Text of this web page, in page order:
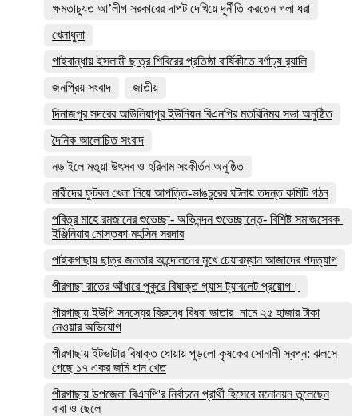
ক্ষমতাচ্যুত আ’লীগ সরকারের দাপট দেখিয়ে দূর্নীতি করতেন গলা ধরা
খেলাধুলা
গাইবান্ধায় ইসলামী ছাত্র শিবিরের প্রতিষ্ঠা বার্ষিকীতে বর্ণাঢ্য র‌্যালি
জনপ্রিয় সংবাদ
জাতীয়
দিনাজপুর সদরের আউলিয়াপুর ইউনিয়ন বিএনপির মতবিনিময় সভা অনুষ্ঠিত
দৈনিক আলোচিত সংবাদ
নড়াইলে মতুয়া উৎসব ও হরিনাম সংকীর্তন অনুষ্ঠিত
নারীদের ফুটবল খেলা নিয়ে আপত্তি-ভাঙচুরের ঘটনায় তদন্ত কমিটি গঠন
পবিত্র মাহে রমজানের শুভেচ্ছা- অভিনন্দন শুভেচ্ছান্তে- বিশিষ্ট সমাজসেবক
ইঞ্জিনিয়ার মোস্তফা মহসিন সরদার
পাইকগাছায় ছাত্র জনতার আন্দোলনের মুখে চেয়ারম্যান আজাদের পদত্যাগ
পীরগাছা রাতের আঁধারে পুকুরে বিষাক্ত গ্যাস ট্যাবলেট প্রয়োগ।
পীরগাছায় ইউপি সদস্যের বিরুদ্ধে বিধবা ভাতার নামে ২৫ হাজার টাকা
নেওয়ার অভিযোগ
পীরগাছায় ইটভাটার বিষাক্ত ধোয়ায় পুড়লো কৃষকের সোনালী স্বপ্ন: ঝলসে
গেছে ১৭ একর জমি ধান খেত
পীরগাছায় উপজেলা বিএনপি'র নির্বাচনে প্রার্থী হিসেবে মনোনয়ন তুলেছেন
বাবা ও ছেলে